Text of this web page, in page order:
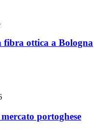
fibra ottica a Bologna
portoghese